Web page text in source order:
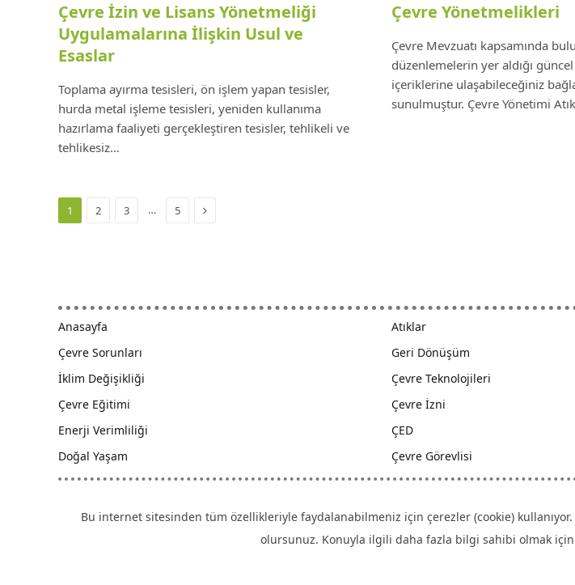
Çevre İzin ve Lisans Yönetmeliği
Uygulamalarına İlişkin Usul ve
Esaslar
Toplama ayırma tesisleri, ön işlem yapan tesisler,
hurda metal işleme tesisleri, yeniden kullanıma
hazırlama faaliyeti gerçekleştiren tesisler, tehlikeli ve
tehlikesiz…
Çevre Yönetmelikleri
Çevre Mevzuatı kapsamında
düzenlemelerin yer aldığı
içeriklerine ulaşabileceğiniz
sunulmuştur. Çevre Yönetimi
1 2 3 … 5 Next
Anasayfa
Çevre Sorunları
İklim Değişikliği
Çevre Eğitimi
Enerji Verimliliği
Doğal Yaşam
Atıklar
Geri Dönüşüm
Çevre Teknolojileri
Çevre İzni
ÇED
Çevre Görevlisi
Bu internet sitesinden tüm özellikleriyle faydalanabilmeniz için çerezler (cookie)
olursunuz. Konuyla ilgili daha fazla bilgi sahibi olmak için